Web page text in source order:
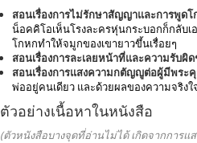
สอนเรื่องการไม่รักษาสัญญาและการพูดโ
น็อคคิโอเห็นโรงละครหุ่นกระบอกก็กลับ
โกหกทำให้จมูกของเขายาวขึ้นเรื่อยๆ
สอนเรื่องการละเลยหน้าที่และความรับผิ
สอนเรื่องการแสงความกตัญญูต่อผู้มีพระ
พ่ออยู่คนเดียว และด้วยผลของความจริง
ตัวอย่างเนื้อหาในหนังสือ
(ตัวหนังสือบางจุดที่อ่านไม่ได้ เกิดจากการ